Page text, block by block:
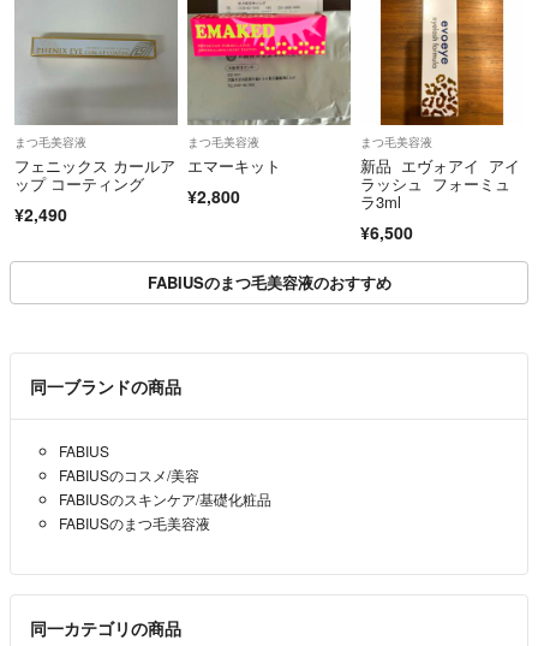
まつ毛美容液
フェニックス カールア
ップ コーティング
¥2,490
まつ毛美容液
エマーキット
¥2,800
まつ毛美容液
新品 エヴォアイ アイ
ラッシュ フォーミュ
ラ3ml
¥6,500
FABIUSのまつ毛美容液のおすすめ
同一ブランドの商品
FABIUS
FABIUSのコスメ/美容
FABIUSのスキンケア/基礎化粧品
FABIUSのまつ毛美容液
同一カテゴリの商品